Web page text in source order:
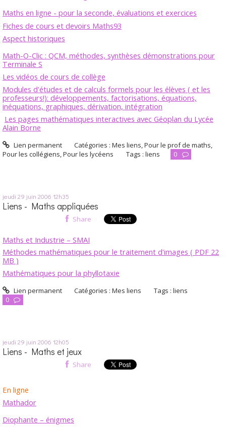
Maths en ligne - pour la seconde, évaluations et exercices
Fiches de cours et devoirs Maths93
Aspect historiques
Math-O-Clic : QCM, méthodes, synthèses démonstrations pour
Terminale S
Les vidéos de cours de collège
Modules d'études et de calculs formels pour les élèves ( et les
professeurs!): développements, factorisations, équations,
inéquations, graphiques, dérivation, intégration
Les pages mathématiques interactives avec Géoplan du Lycée
Alain Borne
Lien permanent Catégories :Mes liens,Pour le prof de maths,
Pour les collégiens,Pour les lycéens Tags : liens 0
jeudi 29 juin 2006 12h35
Liens - Maths appliquées
Share
Maths et Industrie – SMAI
Méthodes mathématiques pour le traitement d'images ( PDF 22
MB )
Mathématiques pour la phyllotaxie
Lien permanent Catégories :Mes liens Tags :liens
0
jeudi 29 juin 2006 12h05
Liens - Maths et jeux
Share
En ligne
Mathador
Diophante – énigmes